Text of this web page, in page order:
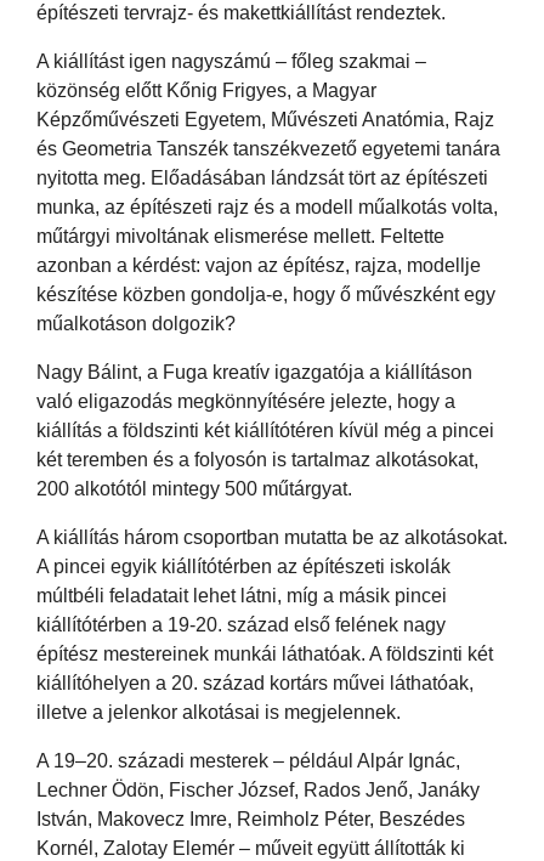
építészeti tervrajz- és makettkiállítást rendeztek.
A kiállítást igen nagyszámú – főleg szakmai –
közönség előtt Kőnig Frigyes, a Magyar
Képzőművészeti Egyetem, Művészeti Anatómia, Rajz
és Geometria Tanszék tanszékvezető egyetemi tanára
nyitotta meg. Előadásában lándzsát tört az építészeti
munka, az építészeti rajz és a modell műalkotás volta,
műtárgyi mivoltának elismerése mellett. Feltette
azonban a kérdést: vajon az építész, rajza, modellje
készítése közben gondolja-e, hogy ő művészként egy
műalkotáson dolgozik?
Nagy Bálint, a Fuga kreatív igazgatója a kiállításon
való eligazodás megkönnyítésére jelezte, hogy a
kiállítás a földszinti két kiállítótéren kívül még a pincei
két teremben és a folyosón is tartalmaz alkotásokat,
200 alkotótól mintegy 500 műtárgyat.
A kiállítás három csoportban mutatta be az alkotásokat.
A pincei egyik kiállítótérben az építészeti iskolák
múltbéli feladatait lehet látni, míg a másik pincei
kiállítótérben a 19-20. század első felének nagy
építész mestereinek munkái láthatóak. A földszinti két
kiállítóhelyen a 20. század kortárs művei láthatóak,
illetve a jelenkor alkotásai is megjelennek.
A 19–20. századi mesterek – például Alpár Ignác,
Lechner Ödön, Fischer József, Rados Jenő, Janáky
István, Makovecz Imre, Reimholz Péter, Beszédes
Kornél, Zalotay Elemér – műveit együtt állították ki